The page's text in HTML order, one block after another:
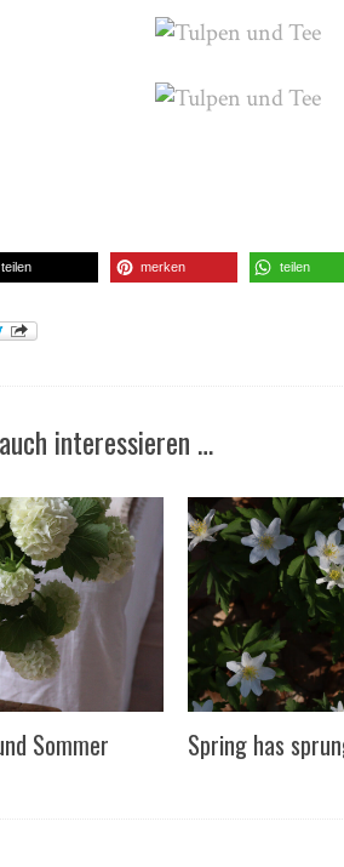
teilen merken teilen
interessieren …
Sommer Spring has